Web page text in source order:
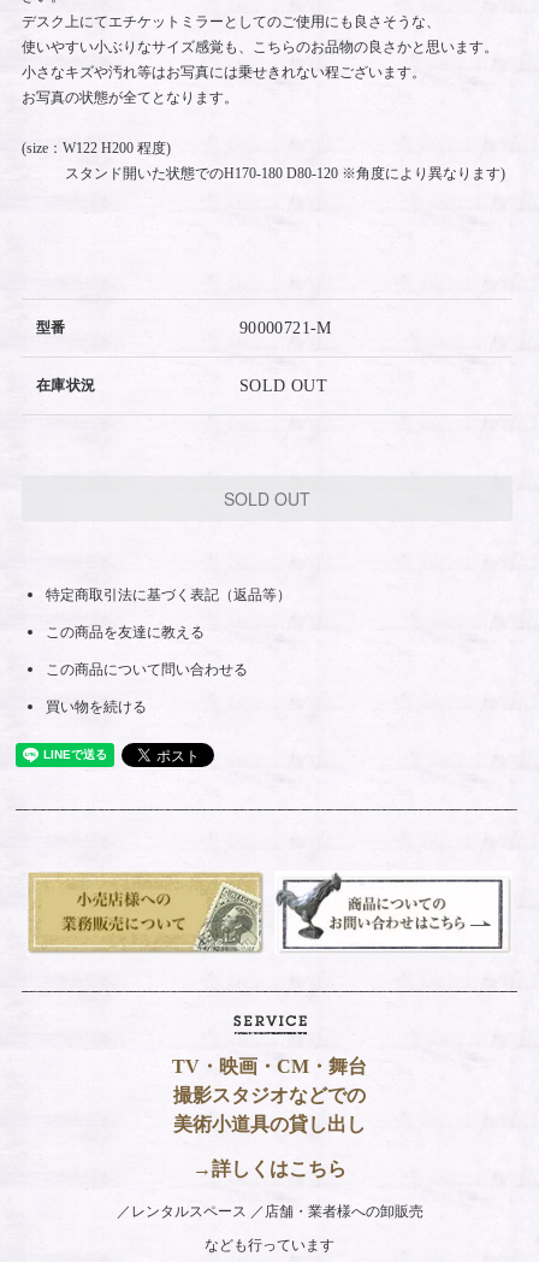
デスク上にてエチケットミラーとしてのご使用にも良さそうな、
使いやすい小ぶりなサイズ感覚も、こちらのお品物の良さかと思います。
小さなキズや汚れ等はお写真には乗せきれない程ございます。
お写真の状態が全てとなります。
(size：W122 H200 程度)
スタンド開いた状態でのH170-180 D80-120 ※角度により異なります)
型番 90000721-M
在庫状況 SOLD OUT
SOLD OUT
特定商取引法に基づく表記（返品等）
この商品を友達に教える
この商品について問い合わせる
買い物を続ける
TV・映画・CM・舞台
撮影スタジオなどでの
美術小道具の貸し出し
→詳しくはこちら
レンタルスペース
店舗・業者様への卸販売
なども行っています